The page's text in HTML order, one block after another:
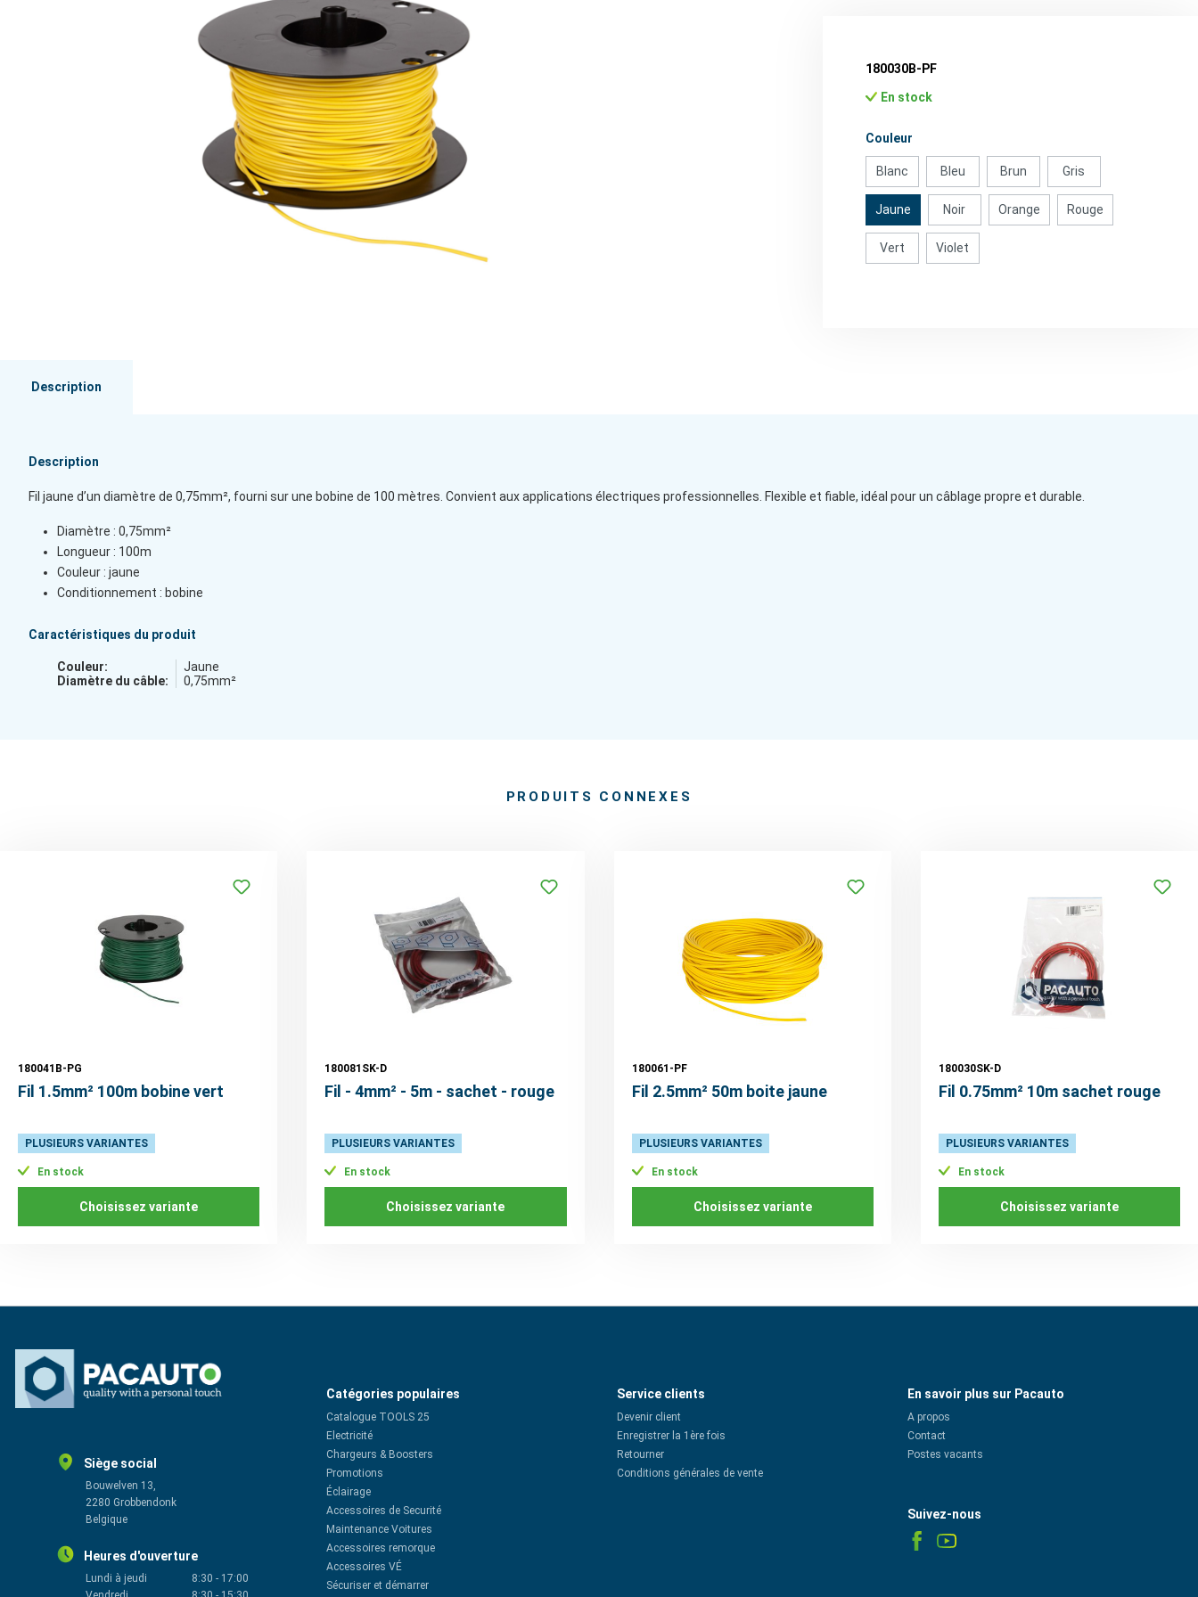
180030B-PF
En stock
Sélectionnez
Couleur
Blanc Bleu Brun Gris
Jaune Noir Orange Rouge
Vert Violet
Description
Description
Fil jaune d’un diamètre de 0,75mm², fourni sur une bobine de 100 mètres. Convient aux applications électriques professionnelles. Flexible et fiable, idéal pour un câblage propre et durable.
Diamètre : 0,75mm²
Longueur : 100m
Couleur : jaune
Conditionnement : bobine
Caractéristiques du produit
Couleur:
Jaune
Diamètre du câble:
0,75mm²
PRODUITS CONNEXES
180041B-PG
Fil 1.5mm² 100m bobine vert
PLUSIEURS VARIANTES
En stock
Choisissez variante
180081SK-D
Fil - 4mm² - 5m - sachet - rouge
PLUSIEURS VARIANTES
En stock
Choisissez variante
180061-PF
Fil 2.5mm² 50m boite jaune
PLUSIEURS VARIANTES
En stock
Choisissez variante
180030SK-D
Fil 0.75mm² 10m sachet rouge
PLUSIEURS VARIANTES
En stock
Choisissez variante
Siège social
Bouwelven 13,
2280 Grobbendonk
Belgique
Heures d'ouverture
Lundi à jeudi 8:30 - 17:00
Catégories populaires
Catalogue TOOLS 25
Electricité
Chargeurs & Boosters
Promotions
Éclairage
Accessoires de Securité
Maintenance Voitures
Accessoires remorque
Accessoires VÉ
Sécuriser et démarrer
Service clients
Devenir client
Enregistrer la 1ère fois
Retourner
Conditions générales de vente
En savoir plus sur Pacauto
A propos
Contact
Postes vacants
Suivez-nous